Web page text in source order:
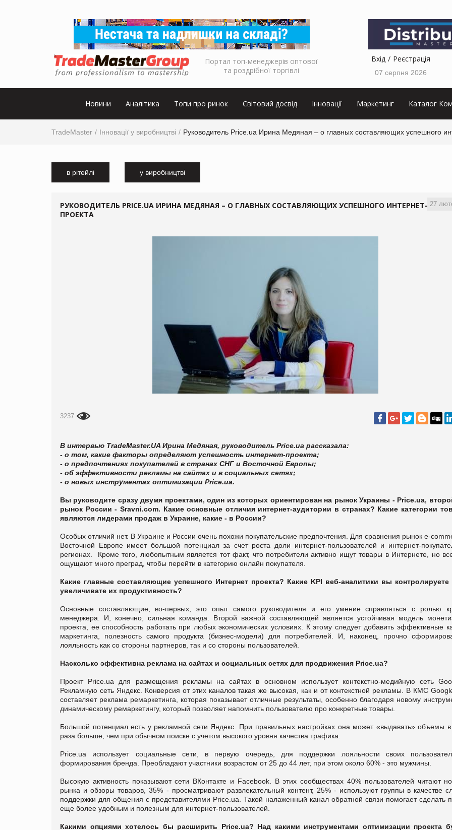
Портал топ-менеджерів оптової
та роздрібної торгівлі
Вхід Реєстрація
07 серпня 2026
Новини Аналітика Топи про ринок Світовий досвід Інновації Маркетинг Каталог
TradeMaster Інновації у виробництві Руководитель Price.ua Ирина Медяная – о главных составляющих успешного
в рітейлі у виробництві
27
РУКОВОДИТЕЛЬ PRICE.UA ИРИНА МЕДЯНАЯ – О ГЛАВНЫХ СОСТАВЛЯЮЩИХ УСПЕШНОГО ИНТЕРНЕТ-
ПРОЕКТА
3237
В интервью TradeMaster.UA Ирина Медяная, руководитель Price.ua рассказала:
- о том, какие факторы определяют успешность интернет-проекта;
- о предпочтениях покупателей в странах СНГ и Восточной Европы;
- об эффективности рекламы на сайтах и в социальных сетях;
- о новых инструментах оптимизации Price.ua.
Вы руководите сразу двумя проектами, один из которых ориентирован на рынок Украины - Price.ua,
рынок России - Sravni.com. Какие основные отличия интернет-аудитории в странах? Какие категории
являются лидерами продаж в Украине, какие - в России?
Особых отличий нет. В Украине и России очень похожи покупательские предпочтения. Для сравнения рынок e-
Восточной Европе имеет большой потенциал за счет роста доли интернет-пользователей и интернет-
регионах. Кроме того, любопытным является тот факт, что потребители активно ищут товары в Интернете, но
ощущают много преград, чтобы перейти в категорию онлайн покупателя.
Какие главные составляющие успешного Интернет проекта? Какие KPI веб-аналитики вы контролируете
увеличивате их продуктивность?
Основные составляющие, во-первых, это опыт самого руководителя и его умение справляться с ролью
менеджера. И, конечно, сильная команда. Второй важной составляющей является устойчивая модель
проекта, ее способность работать при любых экономических условиях. К этому следует добавить эффективные
маркетинга, полезность самого продукта (бизнес-модели) для потребителей. И, наконец, прочно
лояльность как со стороны партнеров, так и со стороны пользователей.
Насколько эффективна реклама на сайтах и социальных сетях для продвижения Price.ua?
Проект Price.ua для размещения рекламы на сайтах в основном использует контекстно-медийную сеть
Рекламную сеть Яндекс. Конверсия от этих каналов такая же высокая, как и от контекстной рекламы. В КМС
составляет реклама ремаркетинга, которая показывает отличные результаты, особенно благодаря новому
динамическому ремаркетингу, который позволяет напомнить пользователю про конкретные товары.
Большой потенциал есть у рекламной сети Яндекс. При правильных настройках она может «выдавать» объемы
раза больше, чем при обычном поиске с учетом высокого уровня качества трафика.
Price.ua использует социальные сети, в первую очередь, для поддержки лояльности своих
формирования бренда. Преобладают участники возрастом от 25 до 44 лет, при этом около 60% - это мужчины.
Высокую активность показывают сети ВКонтакте и Facebook. В этих сообществах 40% пользователей читают
рынка и обзоры товаров, 35% - просматривают развлекательный контент, 25% - используют группы в качестве
поддержки для общения с представителями Price.ua. Такой налаженный канал обратной связи помогает сделать
еще более удобным и полезным для интернет-пользователей.
Какими опциями хотелось бы расширить Price.ua? Над какими инструментами оптимизации проекта